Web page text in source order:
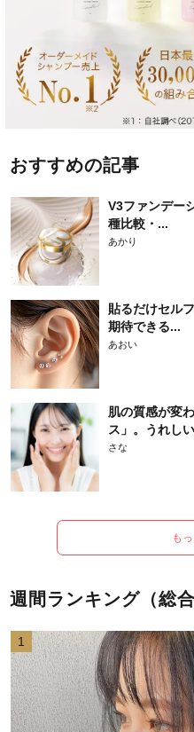
おすすめの記事
V3ファンデー
種比較・...
あかり
貼るだけセル
期待できる...
あおい
肌の質感が変
ス」。うれし
さな
も
週間ランキング（総合
1